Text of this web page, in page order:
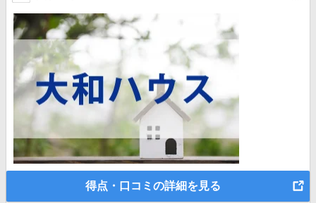
得点・口コミの詳細を見る